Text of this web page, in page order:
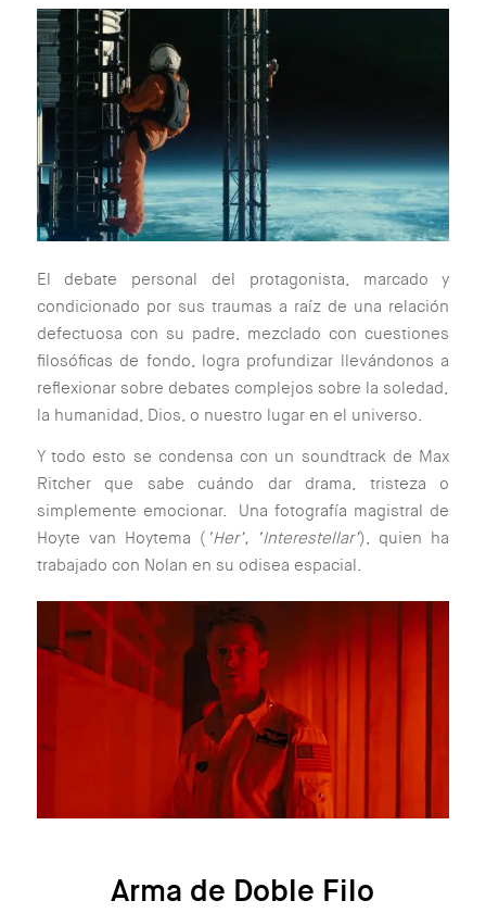
El debate personal del protagonista, marcado y
condicionado por sus traumas a raíz de una relación
defectuosa con su padre, mezclado con cuestiones
filosóficas de fondo, logra profundizar llevándonos a
reflexionar sobre debates complejos sobre la soledad,
la humanidad, Dios, o nuestro lugar en el universo.
Y todo esto se condensa con un soundtrack de Max
Ritcher que sabe cuándo dar drama, tristeza o
simplemente emocionar. Una fotografía magistral de
Hoyte van Hoytema ( ‘Her’, ‘Interestellar’), quien ha
trabajado con Nolan en su odisea espacial.
Arma de Doble Filo